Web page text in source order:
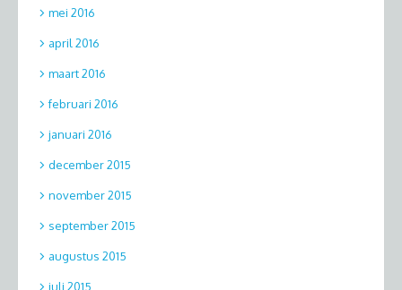
mei 2016
april 2016
maart 2016
februari 2016
januari 2016
december 2015
november 2015
september 2015
augustus 2015
juli 2015